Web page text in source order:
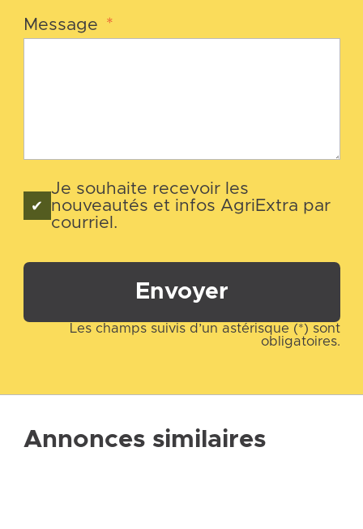
Message *
Je souhaite recevoir les
nouveautés et infos AgriExtra par
courriel.
Envoyer
Les champs suivis d’un astérisque (*) sont
obligatoires.
Annonces similaires